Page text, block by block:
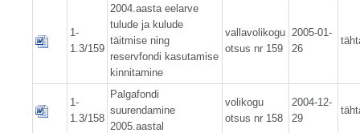
1-
1.3/159
2004.aasta eelarve
tulude ja kulude
täitmise ning
reservfondi kasutamise
kinnitamine
vallavolikogu
otsus nr 159
2005-01-
26
1-
1.3/158
Palgafondi
suurendamine
2005.aastal
volikogu
otsus nr 158
2004-12-
29